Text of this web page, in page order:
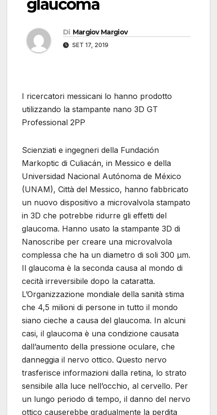
glaucoma
Di Margiov Margiov
SET 17, 2019
I ricercatori messicani lo hanno prodotto
utilizzando la stampante nano 3D GT
Professional 2PP
Scienziati e ingegneri della Fundación
Markoptic di Culiacán, in Messico e della
Universidad Nacional Autónoma de México
(UNAM), Città del Messico, hanno fabbricato
un nuovo dispositivo a microvalvola stampato
in 3D che potrebbe ridurre gli effetti del
glaucoma. Hanno usato la stampante 3D di
Nanoscribe per creare una microvalvola
complessa che ha un diametro di soli 300 µm.
Il glaucoma è la seconda causa al mondo di
cecità irreversibile dopo la cataratta.
L’Organizzazione mondiale della sanità stima
che 4,5 milioni di persone in tutto il mondo
siano cieche a causa del glaucoma. In alcuni
casi, il glaucoma è una condizione causata
dall’aumento della pressione oculare, che
danneggia il nervo ottico. Questo nervo
trasferisce informazioni dalla retina, lo strato
sensibile alla luce nell’occhio, al cervello. Per
un lungo periodo di tempo, il danno del nervo
ottico causerebbe gradualmente la perdita